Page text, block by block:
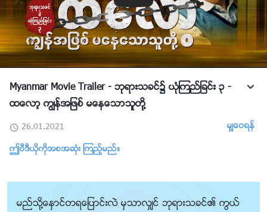
Myanmar Movie Trailer - ဘုရားသခင္၌ ယုံၾကည္ျခင္း ၃ -
ထေလာ့ ကြၽန္အျဖစ္ မေနေသာသူတို႔
26.01.2021
မွ်ေဝရန္
ဤဗီဒီယိုကိုအစအဆုံး ၾကည့္မည္။
မည္သို႔ေႏွာင္တရေျပာင္းလဲ မွသာလွ်င္ ဘုရားသခင္၏ ကြယ္